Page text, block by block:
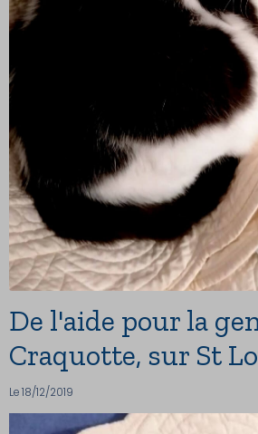
De l'aide pour la
Craquotte, sur St
Le 18/12/2019